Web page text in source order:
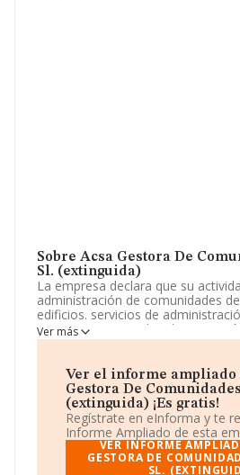
Sobre Acsa Gestora De
Sl. (extinguida)
La empresa declara que su
administración de comunidades
edificios. servicios de
montes. servicios de
propietarios de instalaciones
sociedad está registrada como
actividad de referencia CNAE
cuyo Código es 8210. No realiza
importación y/o exportación.
La sociedadAcsa Gestora de
S.L. (extinguida), con CIF
Ver más
Ver el informe ampliado
Gestora De
(extinguida) ¡Es gratis!
Regístrate en eInforma y te
Informe Ampliado de esta
VER INFORME
GESTORA DE
SL.